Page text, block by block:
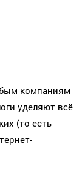
компаниям
уделяют всё
(то есть